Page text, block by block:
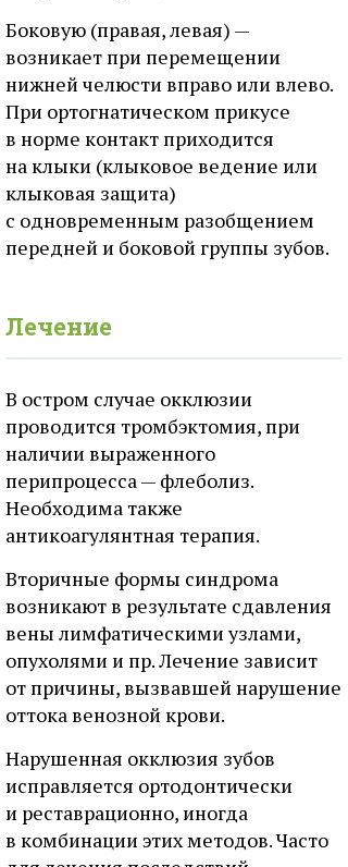
Боковую (правая, левая) —
возникает при перемещении
нижней челюсти вправо или влево.
При ортогнатическом прикусе
в норме контакт приходится
на клыки (клыковое ведение или
клыковая защита)
с одновременным разобщением
передней и боковой группы зубов.
Лечение
В остром случае окклюзии
проводится тромбэктомия, при
наличии выраженного
перипроцесса — флеболиз.
Необходима также
антикоагулянтная терапия.
Вторичные формы синдрома
возникают в результате сдавления
вены лимфатическими узлами,
опухолями и пр. Лечение зависит
от причины, вызвавшей нарушение
оттока венозной крови.
Нарушенная окклюзия зубов
исправляется ортодонтически
и реставрационно, иногда
в комбинации этих методов. Часто